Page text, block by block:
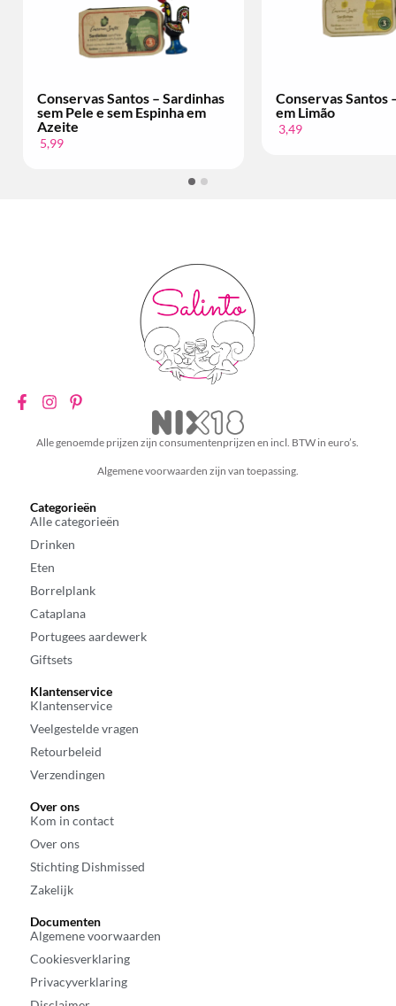
Conservas Santos – Sardinhas
sem Pele e sem Espinha em
Azeite
5,99
Conservas Santos
em Limão
3,49
Alle genoemde prijzen zijn consumentenprijzen en incl. BTW in euro’s.
Algemene voorwaarden zijn van toepassing.
Categorieën
Alle categorieën
Drinken
Eten
Borrelplank
Cataplana
Portugees aardewerk
Giftsets
Klantenservice
Klantenservice
Veelgestelde vragen
Retourbeleid
Verzendingen
Over ons
Kom in contact
Over ons
Stichting Dishmissed
Zakelijk
Documenten
Algemene voorwaarden
Cookiesverklaring
Privacyverklaring